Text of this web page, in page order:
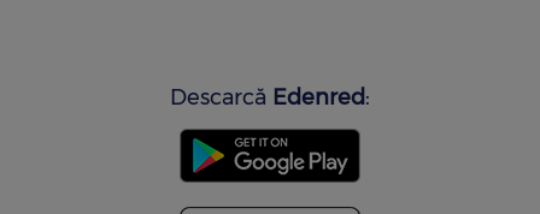
Descarcă Edenred: